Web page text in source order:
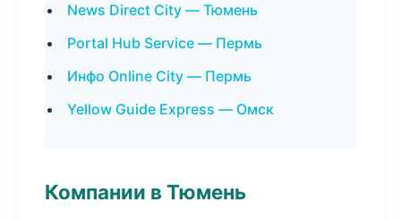
News Direct City — Тюмень
Portal Hub Service — Пермь
Инфо Online City — Пермь
Yellow Guide Express — Омск
Компании в Тюмень